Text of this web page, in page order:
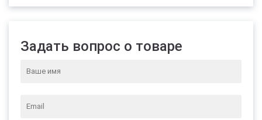
Задать вопрос о товаре